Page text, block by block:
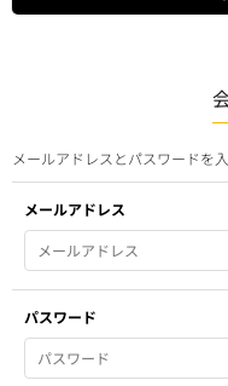
メールアドレスとパスワードを
メールアドレス
パスワード